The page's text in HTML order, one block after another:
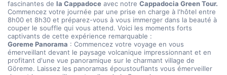
fascinantes de la Cappadoce avec notre Cappadocia Green Tour.
Commencez votre journée par une prise en charge à l'hôtel entre
8h00 et 8h30 et préparez-vous à vous immerger dans la beauté à
couper le souffle qui vous attend. Voici les moments forts
captivants de cette expérience remarquable :
Goreme Panorama : Commencez votre voyage en vous
émerveillant devant le paysage volcanique impressionnant et en
profitant d'une vue panoramique sur le charmant village de
Göreme. Laissez les panoramas époustouflants vous émerveiller